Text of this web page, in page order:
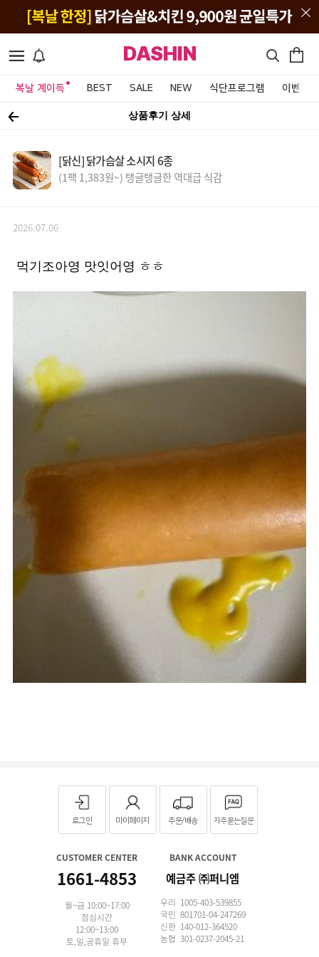
DASHIN
복날 계이득 BEST SALE NEW 식단프로그램 이벤트&
상품후기 상세
[닭신] 닭가슴살 소시지 6종
(1팩 1,383원~) 탱글탱글한 역대급 식감
2026.07.06
먹기조아영 맛잇어영 ㅎㅎ
로그인 마이페이지 주문/배송 자주묻는질문
CUSTOMER CENTER
1661-4853
월~금 10:00~17:00
점심시간
12:00~13:00
토,일,공휴일 휴무
BANK ACCOUNT
예금주 ㈜퍼니엠
우리 1005-403-539855
국민 801701-04-247269
신한 140-012-364520
농협 301-0237-2045-21